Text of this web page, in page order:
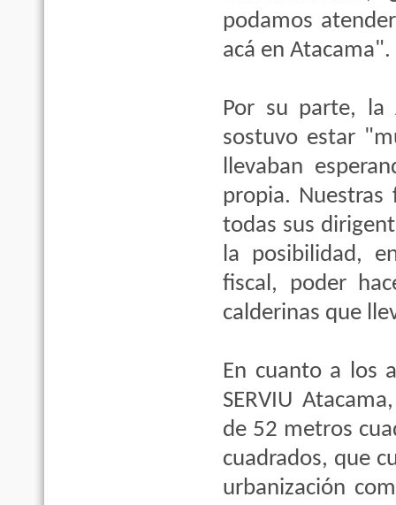
podamos
acá en Atacama".
Por su parte, la
sostuvo estar
llevaban
propia. Nuestras
todas sus
la posibilidad,
fiscal, poder
calderinas que
En cuanto a los
SERVIU
de 52 metros
cuadrados, que
urbanización